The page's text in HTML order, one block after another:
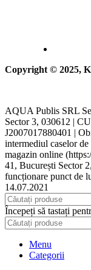
Copyright © 2025,
AQUA Publis SRL
Sector 3, 030612 |
J2007017880401 |
intermediul caselor
magazin online
41, București Sector
funcționare punct de
14.07.2021
Începeți să tastați
Menu
Categorii